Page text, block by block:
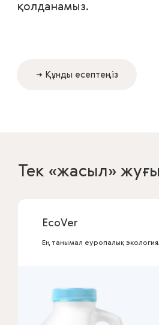
қолданамыз.
→ Құнды есептеңіз
Тек «жасыл»
EcoVer
Ең танымал еуропалық